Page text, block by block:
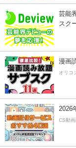
芸能
スク
漫画
オリコ
2026
CS動